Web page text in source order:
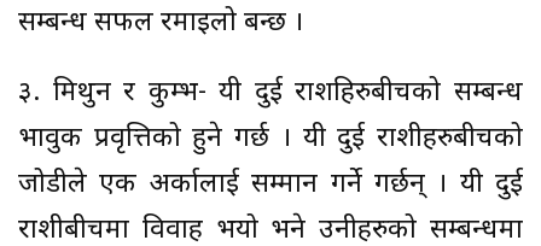
सम्बन्ध सफल रमाइलो बन्छ ।
३. मिथुन र कुम्भ- यी दुई राशहिरुबीचको सम्बन्ध
भावुक प्रवृत्तिको हुने गर्छ । यी दुई राशीहरुबीचको
जोडीले एक अर्कालाई सम्मान गर्ने गर्छन् । यी दुई
राशीबीचमा विवाह भयो भने उनीहरुको सम्बन्धमा